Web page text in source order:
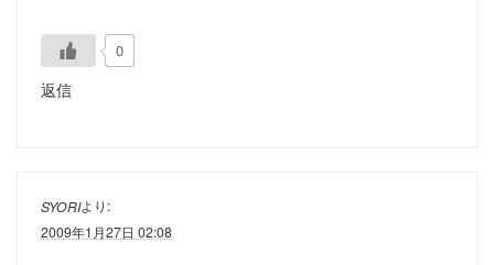
0
返信
SYORIより:
2009年1月27日 02:08